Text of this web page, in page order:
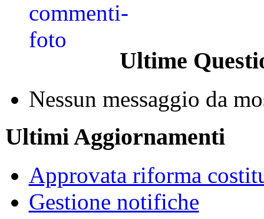
Ultime
Nessun messaggio da
Ultimi Aggiornamenti
Approvata riforma
Gestione notifiche